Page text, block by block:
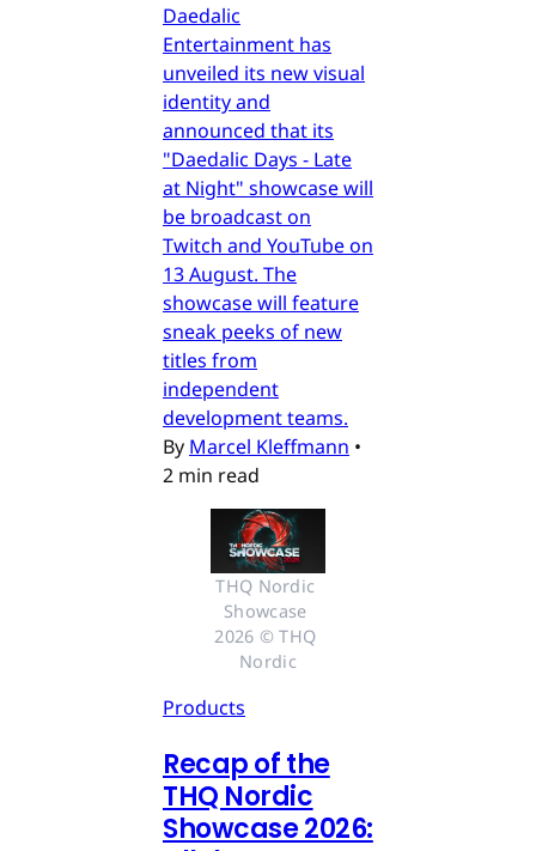
Daedalic
Entertainment has
unveiled its new visual
identity and
announced that its
"Daedalic Days - Late
at Night" showcase will
be broadcast on
Twitch and YouTube on
13 August. The
showcase will feature
sneak peeks of new
titles from
independent
development teams.
By Marcel Kleffmann •
2 min read
THQ Nordic
Showcase
2026 © THQ
Nordic
Products
Recap of the
THQ Nordic
Showcase 2026: